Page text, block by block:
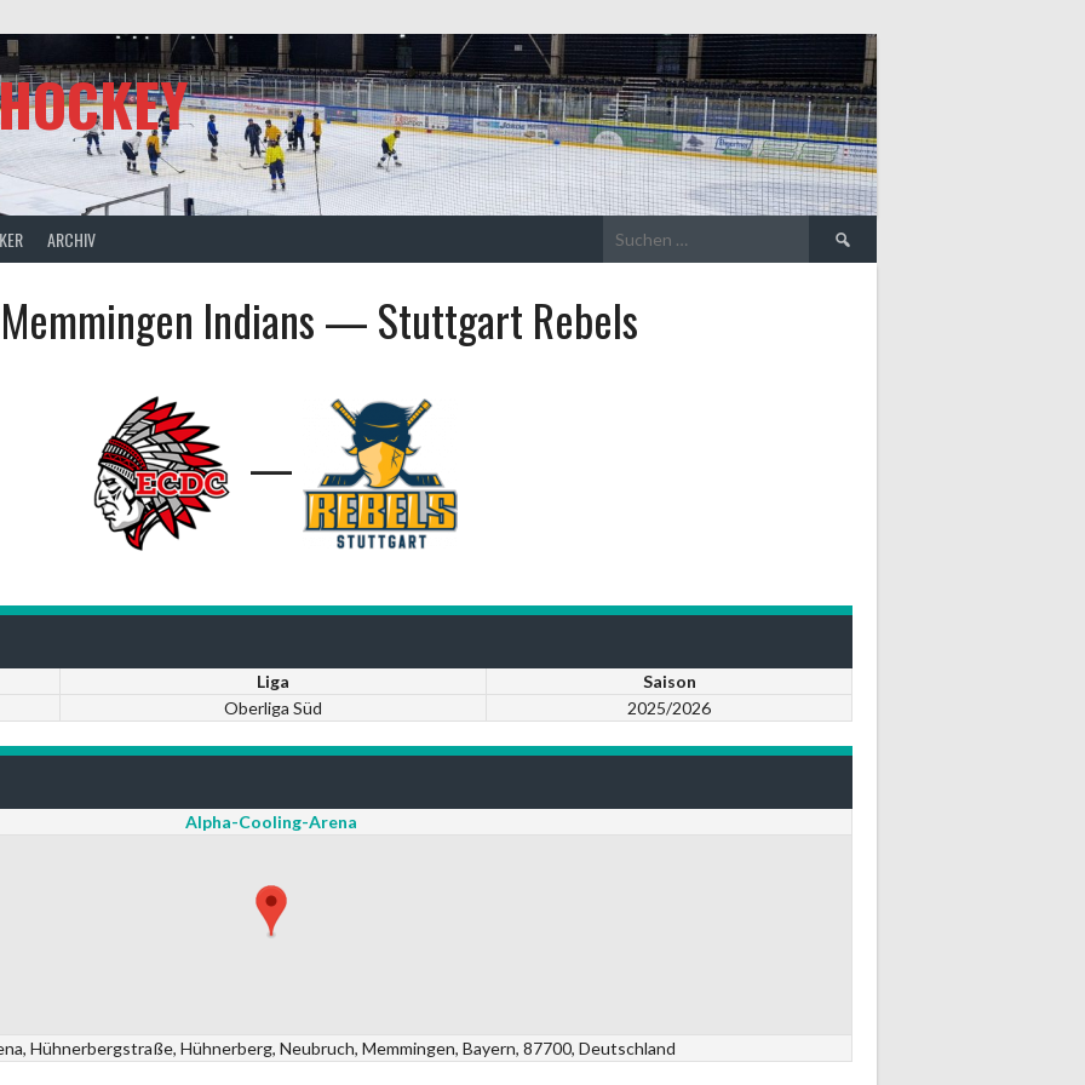
ARCHIV
Suche
nach:
Memmingen Indians — Stuttgart Rebels
—
Liga
Saison
Oberliga Süd 2025/2026
Alpha-Cooling-Arena
Hühnerbergstraße, Hühnerberg, Neubruch, Memmingen, Bayern, 87700, Deutschland